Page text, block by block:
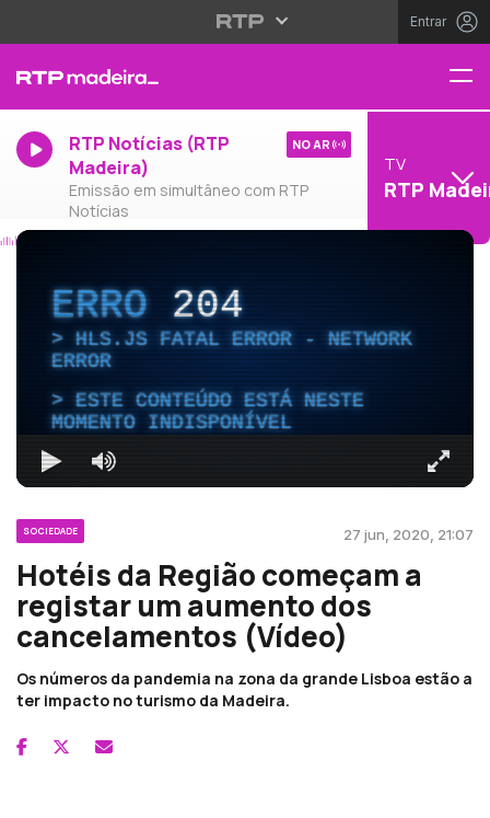
Entrar
RTP Notícias (RTP
Madeira)
Emissão em simultâneo com RTP
Notícias
NO AR
TV
RTP
ERRO204
HLS.JS FATAL ERROR - NETWORK
ERROR
ESTE CONTEÚDO ESTÁ NESTE
MOMENTO INDISPONÍVEL
SOCIEDADE 27 jun, 2020, 21:07
Hotéis da Região começam a
registar um aumento dos
cancelamentos (Vídeo)
Os números da pandemia na zona da grande Lisboa estão a
ter impacto no turismo da Madeira.